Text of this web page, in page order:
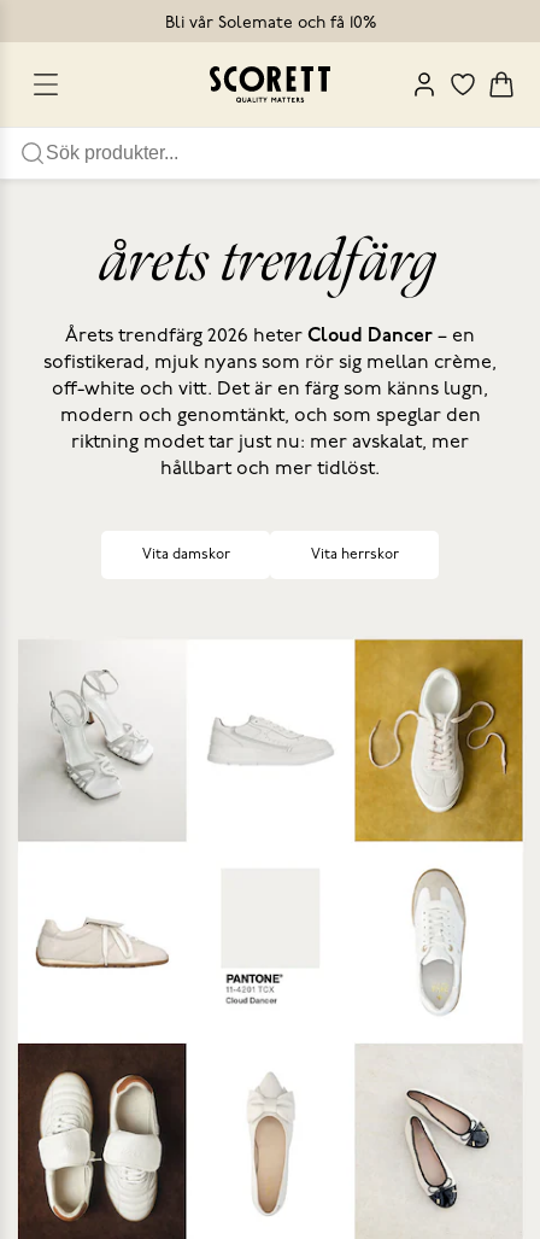
Bli vår Solemate och få 10%
årets trendfärg
Årets trendfärg 2026 heter Cloud Dancer – en
sofistikerad, mjuk nyans som rör sig mellan crème,
off-white och vitt. Det är en färg som känns lugn,
modern och genomtänkt, och som speglar den
riktning modet tar just nu: mer avskalat, mer
hållbart och mer tidlöst.
Vita damskor Vita herrskor